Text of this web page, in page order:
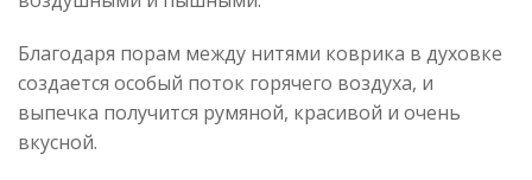
Благодаря порам между нитями коврика в духовке
создается особый поток горячего воздуха, и
выпечка получится румяной, красивой и очень
вкусной.